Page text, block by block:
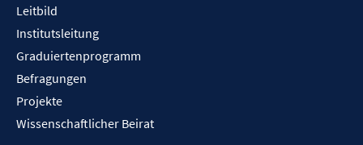
Leitbild
Institutsleitung
Graduiertenprogramm
Befragungen
Projekte
Wissenschaftlicher Beirat